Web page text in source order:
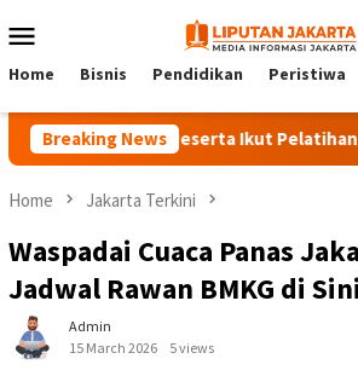
to
Menu
Home Bisnis Pendidikan Peristiwa
Breaking News
140 Peserta Ikut Pelatihan Kerja
Home Jakarta Terkini
Waspadai Cuaca Panas
Jadwal Rawan BMKG di Sini
Admin
15 March 2026
5 views